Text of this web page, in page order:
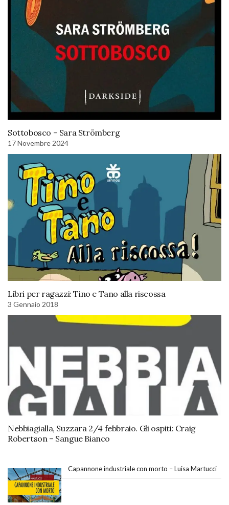
Sottobosco – Sara Strömberg
17 Novembre 2024
Libri per ragazzi: Tino e Tano alla riscossa
3 Gennaio 2018
Nebbiagialla, Suzzara 2/4 febbraio. Gli ospiti: Craig
Robertson – Sangue Bianco
Capannone industriale con morto – Luisa Martucci